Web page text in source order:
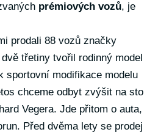
prémiových vozů, je
prodali 88 vozů značky
třetiny tvořil rodinný model
sportovní modifikace modelu
chceme odbyt zvýšit na sto
Vegera. Jde přitom o auta,
Před dvěma lety se prodej